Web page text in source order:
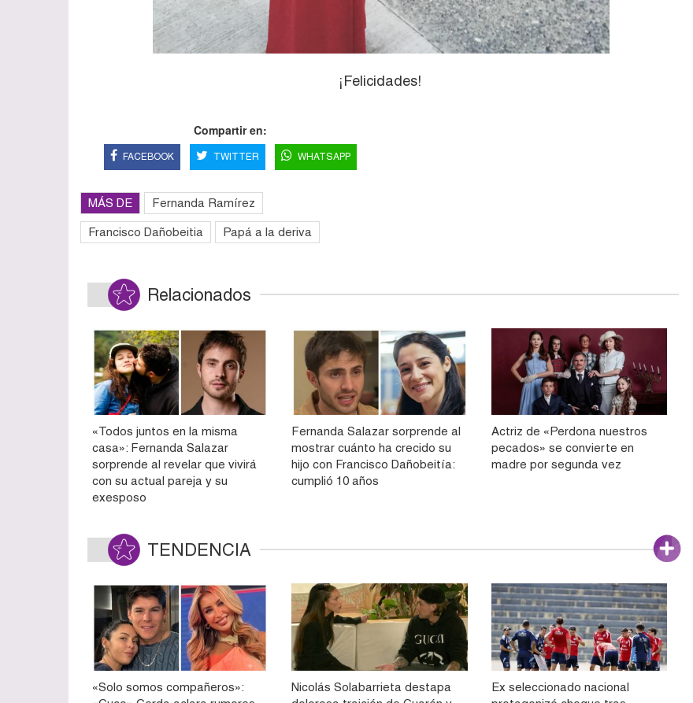
¡Felicidades!
Compartir en:
FACEBOOK TWITTER WHATSAPP
MÁS DE Fernanda Ramírez
Francisco Dañobeitia Papá a la deriva
Relacionados
«Todos juntos en la misma
casa»: Fernanda Salazar
sorprende al revelar que vivirá
con su actual pareja y su
exesposo
Fernanda Salazar sorprende al
mostrar cuánto ha crecido su
hijo con Francisco Dañobeitía:
cumplió 10 años
Actriz de «Perdona nuestros
pecados» se convierte en
madre por segunda vez
TENDENCIA
«Solo somos compañeros»:
Nicolás Solabarrieta destapa
Ex seleccionado nacional